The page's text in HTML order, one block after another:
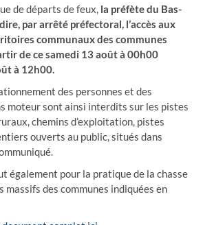
de départs de feux, la préfète du Bas-
par arrêté préfectoral, l’accès aux
communaux des communes
de ce samedi 13 août à 00h00
à 12h00.
des personnes et des
moteur sont ainsi interdits sur les pistes
chemins d’exploitation, pistes
ouverts au public, situés dans
également pour la pratique de la chasse
massifs des communes indiquées en